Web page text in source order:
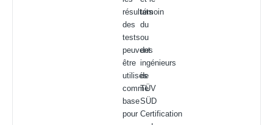
résultats
des
tests
peuvent
être
utilisés
comme
base
pour
témoin
du
ou
des
ingénieurs
de
TÜV
SÜD
Certification